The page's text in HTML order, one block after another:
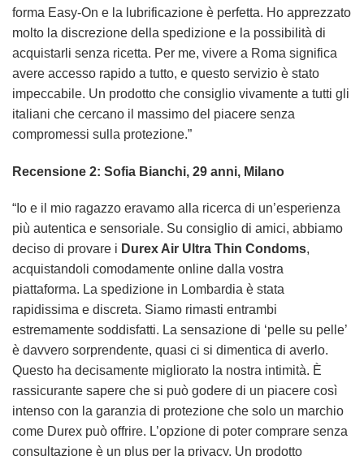
forma Easy-On e la lubrificazione è perfetta. Ho apprezzato
molto la discrezione della spedizione e la possibilità di
acquistarli senza ricetta. Per me, vivere a Roma significa
avere accesso rapido a tutto, e questo servizio è stato
impeccabile. Un prodotto che consiglio vivamente a tutti gli
italiani che cercano il massimo del piacere senza
compromessi sulla protezione.”
Recensione 2: Sofia Bianchi, 29 anni, Milano
“Io e il mio ragazzo eravamo alla ricerca di un’esperienza
più autentica e sensoriale. Su consiglio di amici, abbiamo
deciso di provare i Durex Air Ultra Thin Condoms,
acquistandoli comodamente online dalla vostra
piattaforma. La spedizione in Lombardia è stata
rapidissima e discreta. Siamo rimasti entrambi
estremamente soddisfatti. La sensazione di ‘pelle su pelle’
è davvero sorprendente, quasi ci si dimentica di averlo.
Questo ha decisamente migliorato la nostra intimità. È
rassicurante sapere che si può godere di un piacere così
intenso con la garanzia di protezione che solo un marchio
come Durex può offrire. L’opzione di poter comprare senza
consultazione è un plus per la privacy. Un prodotto